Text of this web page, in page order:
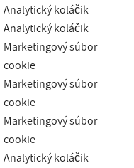
Analytický koláčik
Analytický koláčik
Marketingový súbor
cookie
Marketingový súbor
cookie
Marketingový súbor
cookie
Analytický koláčik